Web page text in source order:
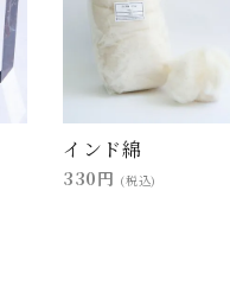
インド綿
330円 (税込)